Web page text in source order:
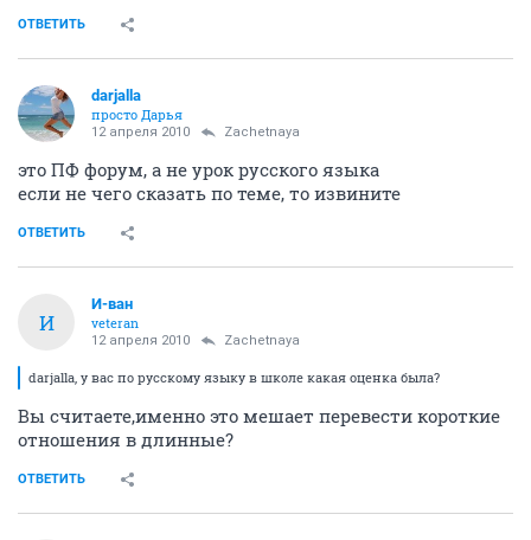
ОТВЕТИТЬ
darjalla
просто Дарья
12 апреля 2010 Zachetnaya
это ПФ форум, а не урок русского языка
если не чего сказать по теме, то извините
ОТВЕТИТЬ
И
И-ван
veteran
12 апреля 2010 Zachetnaya
darjalla, у вас по русскому языку в школе какая оценка была?
Вы считаете,именно это мешает перевести короткие
отношения в длинные?
ОТВЕТИТЬ